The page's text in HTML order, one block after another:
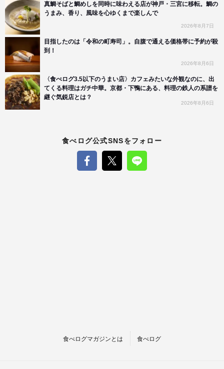
真鯛そばと鯛めしを同時に味わえる店が神戸・三宮に移転。鯛の
うまみ、香り、風味を心ゆくまで楽しんで
2026年8月7日
目指したのは「令和の町寿司」。自腹で通える価格帯に予約が殺
到！
2026年8月6日
〈食べログ3.5以下のうまい店〉カフェみたいな外観なのに、出
てくる料理はガチ中華。京都・下鴨にある、料理の鉄人の系譜を
継ぐ気鋭店とは？
2026年8月6日
食べログ公式SNSをフォロー
食べログマガジンとは 食べログ